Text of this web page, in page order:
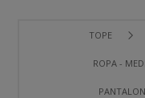
TOPE
ROPA -